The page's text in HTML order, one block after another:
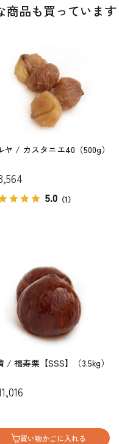
商品も買っています
ヤ / カスタニエ40（500g）
5.0 （1）
/ 福寿栗【SSS】（3.5kg）
買い物かごに入れる